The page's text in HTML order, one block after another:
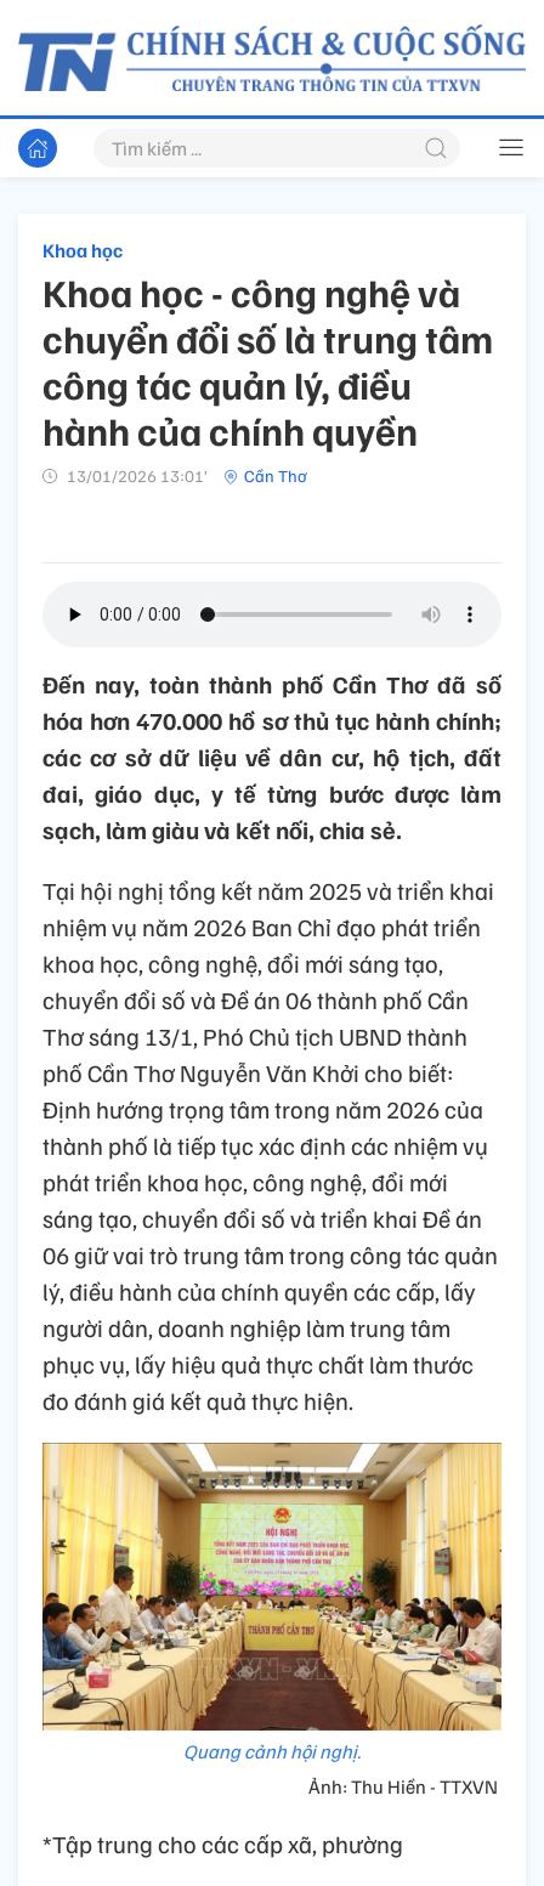
Khoa học
Khoa học - công nghệ và
chuyển đổi số là trung tâm
công tác quản lý, điều
hành của chính quyền
13/01/2026 13:01’ Cần Thơ
Đến nay, toàn thành phố Cần Thơ đã số
hóa hơn 470.000 hồ sơ thủ tục hành chính;
các cơ sở dữ liệu về dân cư, hộ tịch, đất
đai, giáo dục, y tế từng bước được làm
sạch, làm giàu và kết nối, chia sẻ.
Tại hội nghị tổng kết năm 2025 và triển khai
nhiệm vụ năm 2026 Ban Chỉ đạo phát triển
khoa học, công nghệ, đổi mới sáng tạo,
chuyển đổi số và Đề án 06 thành phố Cần
Thơ sáng 13/1, Phó Chủ tịch UBND thành
phố Cần Thơ Nguyễn Văn Khởi cho biết:
Định hướng trọng tâm trong năm 2026 của
thành phố là tiếp tục xác định các nhiệm vụ
phát triển khoa học, công nghệ, đổi mới
sáng tạo, chuyển đổi số và triển khai Đề án
06 giữ vai trò trung tâm trong công tác quản
lý, điều hành của chính quyền các cấp, lấy
người dân, doanh nghiệp làm trung tâm
phục vụ, lấy hiệu quả thực chất làm thước
đo đánh giá kết quả thực hiện.
Quang cảnh hội nghị.
Ảnh: Thu Hiền - TTXVN
*Tập trung cho các cấp xã, phường